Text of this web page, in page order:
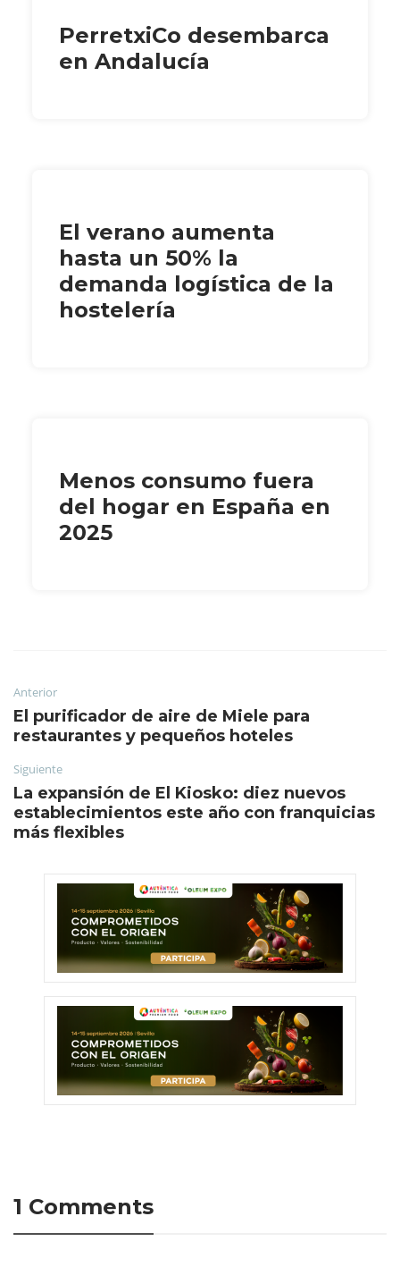
PerretxiCo desembarca
en Andalucía
El verano aumenta
hasta un 50% la
demanda logística de la
hostelería
Menos consumo fuera
del hogar en España en
2025
Anterior
El purificador de aire de Miele para
restaurantes y pequeños hoteles
Siguiente
La expansión de El Kiosko: diez nuevos
establecimientos este año con franquicias
más flexibles
1 Comments